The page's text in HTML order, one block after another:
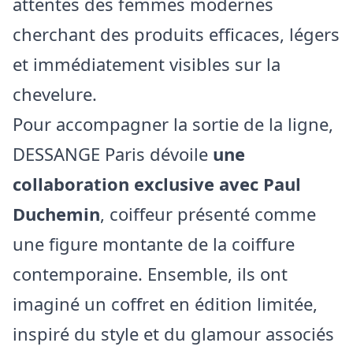
cherchant des produits efficaces, légers
et immédiatement visibles sur la
chevelure.
Pour accompagner la sortie de la ligne,
DESSANGE Paris dévoile une
collaboration exclusive avec Paul
Duchemin, coiffeur présenté comme
une figure montante de la coiffure
contemporaine. Ensemble, ils ont
imaginé un coffret en édition limitée,
inspiré du style et du glamour associés